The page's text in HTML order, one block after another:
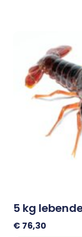
5 kg
€ 76,30